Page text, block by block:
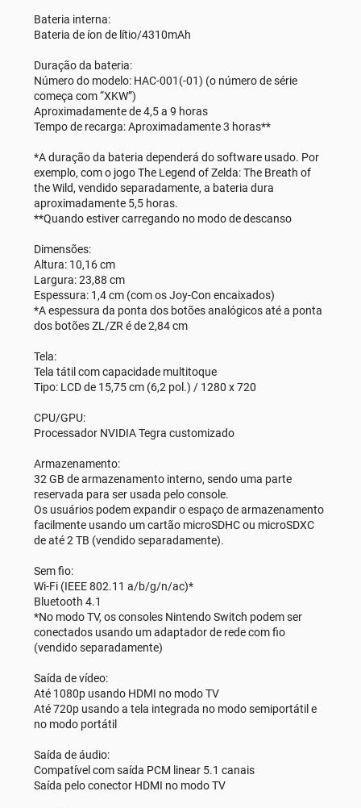
Bateria interna:
Bateria de íon de lítio/4310mAh
Duração da bateria:
Número do modelo: HAC-001(-01) (o número de série
começa com “XKW”)
Aproximadamente de 4,5 a 9 horas
Tempo de recarga: Aproximadamente 3 horas**
*A duração da bateria dependerá do software usado. Por
exemplo, com o jogo The Legend of Zelda: The Breath of
the Wild, vendido separadamente, a bateria dura
aproximadamente 5,5 horas.
**Quando estiver carregando no modo de descanso
Dimensões:
Altura: 10,16 cm
Largura: 23,88 cm
Espessura: 1,4 cm (com os Joy-Con encaixados)
*A espessura da ponta dos botões analógicos até a ponta
dos botões ZL/ZR é de 2,84 cm
Tela:
Tela tátil com capacidade multitoque
Tipo: LCD de 15,75 cm (6,2 pol.) / 1280 x 720
CPU/GPU:
Processador NVIDIA Tegra customizado
Armazenamento:
32 GB de armazenamento interno, sendo uma parte
reservada para ser usada pelo console.
Os usuários podem expandir o espaço de armazenamento
facilmente usando um cartão microSDHC ou microSDXC
de até 2 TB (vendido separadamente).
Sem fio:
Wi-Fi (IEEE 802.11 a/b/g/n/ac)*
Bluetooth 4.1
*No modo TV, os consoles Nintendo Switch podem ser
conectados usando um adaptador de rede com fio
(vendido separadamente)
Saída de vídeo:
Até 1080p usando HDMI no modo TV
Até 720p usando a tela integrada no modo semiportátil e
no modo portátil
Saída de áudio:
Compatível com saída PCM linear 5.1 canais
Saída pelo conector HDMI no modo TV